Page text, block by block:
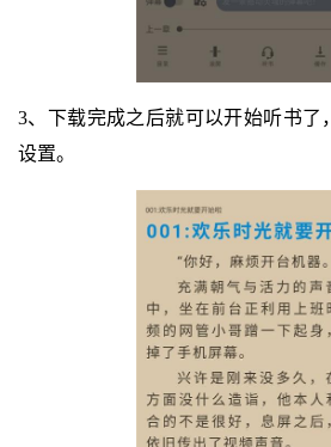
3、下载完成之后就可以开始听书了
设置。